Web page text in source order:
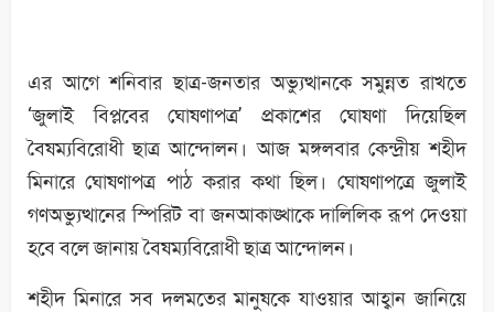
এর আগে শনিবার ছাত্র-জনতার অভ্যুত্থানকে সমুন্নত রাখতে
‘জুলাই বিপ্লবের ঘোষণাপত্র’ প্রকাশের ঘোষণা দিয়েছিল
বৈষম্যবিরোধী ছাত্র আন্দোলন। আজ মঙ্গলবার কেন্দ্রীয় শহীদ
মিনারে ঘোষণাপত্র পাঠ করার কথা ছিল। ঘোষণাপত্রে জুলাই
গণঅভ্যুত্থানের স্পিরিট বা জনআকাঙ্খাকে দালিলিক রূপ দেওয়া
হবে বলে জানায় বৈষম্যবিরোধী ছাত্র আন্দোলন।
শহীদ মিনারে সব দলমতের মানুষকে যাওয়ার আহ্বান জানিয়ে